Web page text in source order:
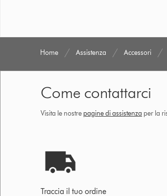
Home Assistenza Accessori
Come contattarci
Visita le nostre pagine di assistenza per la
Traccia il tuo ordine